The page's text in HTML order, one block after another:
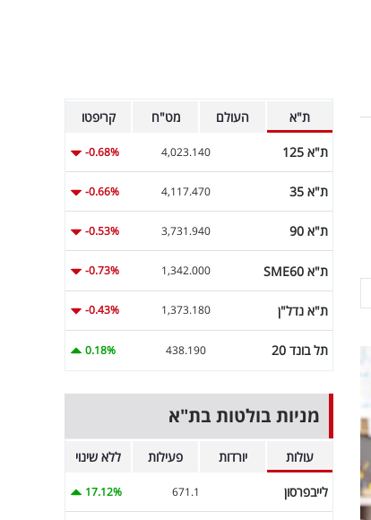
ת"א העולם מט"ח קריפטו
ת"א 125 4,023.140
-0.68%
ת"א 35 4,117.470
-0.66%
ת"א 90 3,731.940
-0.53%
ת"א SME60 1,342.000
-0.73%
ת"א נדל"ן 1,373.180
-0.43%
תל בונד 20 438.190
0.18%
מניות בולטות בת"א
עולות יורדות פעילות ללא שינוי
לייבפרסון 671.1
17.12%